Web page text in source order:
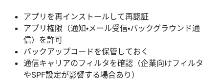
アプリを再インストールして再認証
アプリ権限（通知・メール受信・バックグラウンド通
信）を許可
バックアップコードを保管しておく
通信キャリアのフィルタを確認（企業向けフィルタ
やSPF設定が影響する場合あり）